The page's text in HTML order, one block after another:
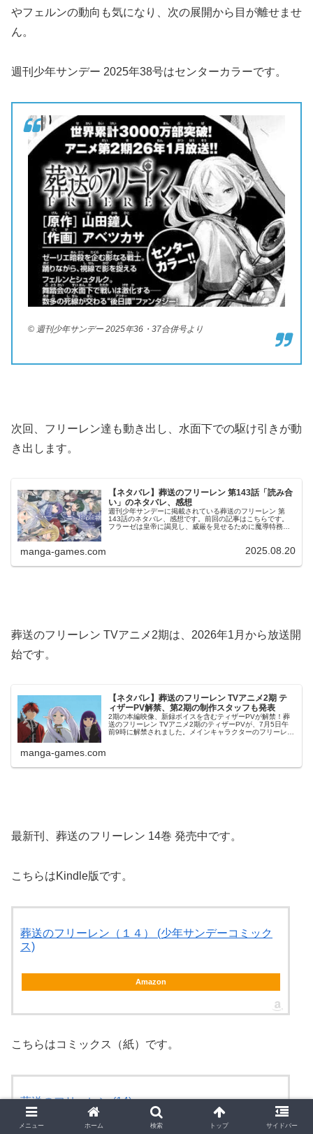
やフェルンの動向も気になり、次の展開から目が離せませ
ん。
週刊少年サンデー 2025年38号はセンターカラーです。
© 週刊少年サンデー 2025年36・37合併号より
次回、フリーレン達も動き出し、水面下での駆け引きが動
き出します。
【ネタバレ】葬送のフリーレン 第143話「読み合
い」のネタバレ、感想
週刊少年サンデーに掲載されている葬送のフリーレン 第
143話のネタバレ、感想です。前回の記事はこちらです。
フラーゼは皇帝に謁見し、威厳を見せるために魔導特務隊
manga-games.com 2025.08.20
葬送のフリーレン TVアニメ2期は、2026年1月から放送開
始です。
【ネタバレ】葬送のフリーレン TVアニメ2期 テ
ィザーPV解禁、第2期の制作スタッフも発表
2期の本編映像、新録ボイスを含むティザーPVが解禁！葬
送のフリーレン TVアニメ2期のティザーPVが、7月5日午
前9時に解禁されました。メインキャラクターのフリーレ
manga-games.com
最新刊、葬送のフリーレン 14巻 発売中です。
こちらはKindle版です。
葬送のフリーレン（１４） (少年サンデーコミック
ス)
Amazon
こちらはコミックス（紙）です。
葬送のフリーレン (14)
メニュー ホーム 検索 トップ サイドバー